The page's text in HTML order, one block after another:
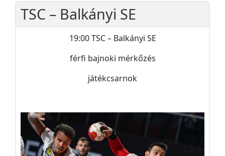
TSC – Balkányi SE
19:00 TSC – Balkányi SE
férfi bajnoki mérkőzés
játékcsarnok